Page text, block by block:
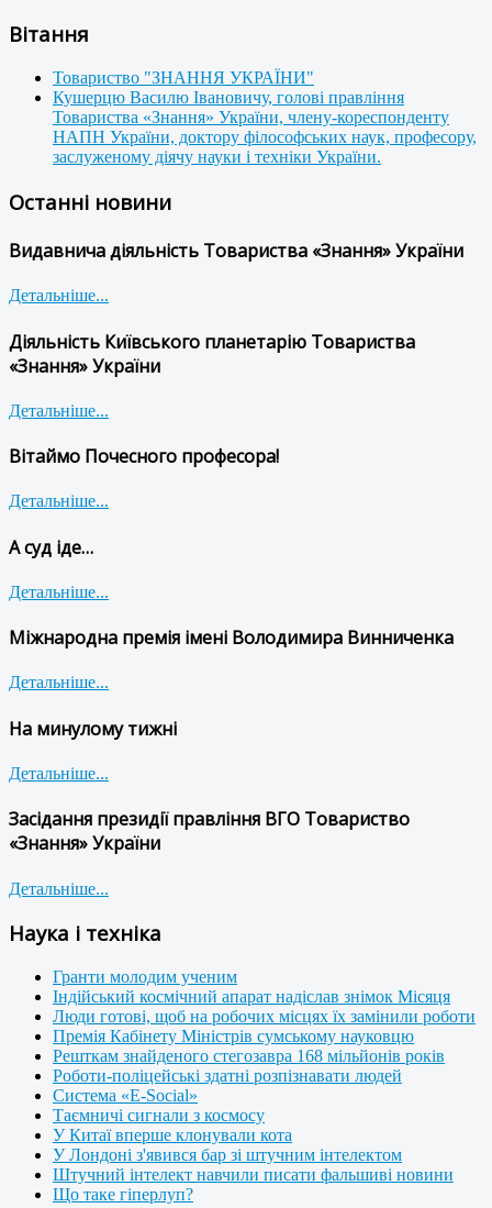
Вітання
Товариство "ЗНАННЯ УКРАЇНИ"
Кушерцю Василю Івановичу, голові правління
Товариства «Знання» України, члену-кореспонденту
НАПН України, доктору філософських наук, професору,
заслуженому діячу науки і техніки України.
Останні новини
Видавнича діяльність Товариства «Знання» України
Детальніше...
Діяльність Київського планетарію Товариства
«Знання» України
Детальніше...
Вітаймо Почесного професора!
Детальніше...
А суд іде…
Детальніше...
Міжнародна премія імені Володимира Винниченка
Детальніше...
На минулому тижні
Детальніше...
Засідання президії правління ВГО Товариство
«Знання» України
Детальніше...
Наука і техніка
Гранти молодим ученим
Індійський космічний апарат надіслав знімок Місяця
Люди готові, щоб на робочих місцях їх замінили роботи
Премія Кабінету Міністрів сумському науковцю
Решткам знайденого стегозавра 168 мільйонів років
Роботи-поліцейські здатні розпізнавати людей
Система «E-Social»
Таємничі сигнали з космосу
У Китаї вперше клонували кота
У Лондоні з'явився бар зі штучним інтелектом
Штучний інтелект навчили писати фальшиві новини
Що таке гіперлуп?